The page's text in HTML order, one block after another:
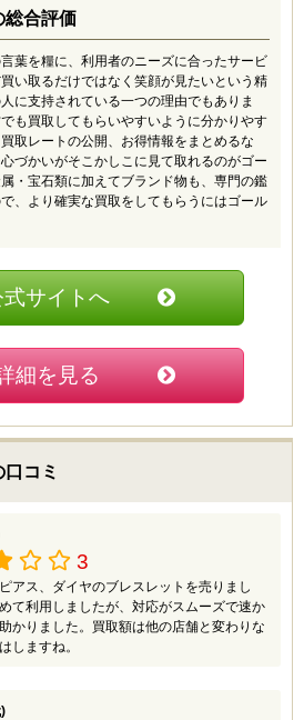
5.0
リーデザイナーが変わったので、前にはま
イナーの指輪を売りました。デイリーユー
つものもあったけど、思っていたよりいい
した！（値段は明かせませんが…）また機
またお願いしたい買取サイトです！
5.0
ーネットでも買取ってもらえる時代だと息子
類を箱に詰め、取りに来てもらいました。着
を送れるシステムはスゴイですね。それから
と、査定額の報告があり、すぐに入金して
のつもりだったのですが、いい金額で買い
その費用やこれからの足しにしようと、若
着けていたネックレスや貰い物の宝石とか
らいました。既にお腹が大きくお店に出向
ないため出張買取をお願いしましたが、自
ってから買取額が出るまでに時間もかから
総合評価
葉を糧に、利用者のニーズに合ったサービ
い取るだけではなく笑顔が見たいという精
に支持されている一つの理由でもありま
も買取してもらいやすいように分かりやす
取レートの公開、お得情報をまとめるな
づかいがそこかしこに見て取れるのがゴー
・宝石類に加えてブランド物も、専門の鑑
、より確実な買取をしてもらうにはゴール
式サイトへ
細を見る
コミ
3
アス、ダイヤのブレスレットを売りまし
て利用しましたが、対応がスムーズで速か
かりました。買取額は他の店舗と変わりな
しますね。